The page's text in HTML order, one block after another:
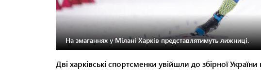
На змаганнях у Мілані Харків представлятимуть лижниці.
Дві харківські спортсменки увійшли до збірної